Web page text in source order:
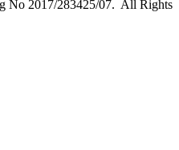
No 2017/283425/07. All Rights